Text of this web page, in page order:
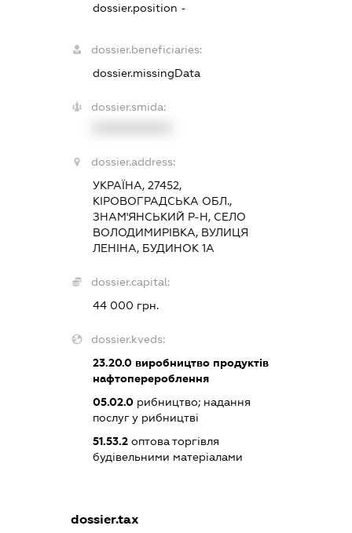
dossier.position -
dossier.beneficiaries:
dossier.missingData
dossier.smida:
dossier.address:
УКРАЇНА, 27452,
КІРОВОГРАДСЬКА ОБЛ.,
ЗНАМ'ЯНСЬКИЙ Р-Н, СЕЛО
ВОЛОДИМИРІВКА, ВУЛИЦЯ
ЛЕНІНА, БУДИНОК 1А
dossier.capital:
44 000 грн.
dossier.kveds:
23.20.0 виробництво продуктів
нафтоперероблення
05.02.0 рибництво; надання
послуг у рибництві
51.53.2 оптова торгівля
будівельними матеріалами
dossier.tax